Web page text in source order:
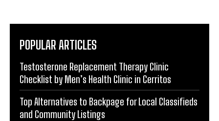
POPULAR ARTICLES
Testosterone Replacement Therapy Clinic
Checklist by Men’s Health Clinic in Cerritos
Top Alternatives to Backpage for Local Classifieds
and Community Listings